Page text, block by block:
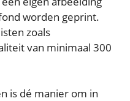
worden geprint.
zoals
van minimaal 300
is dé manier om in